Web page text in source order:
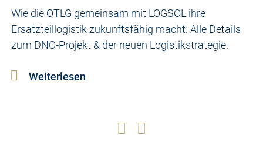
Wie die OTLG gemeinsam mit LOGSOL ihre
Ersatzteillogistik zukunftsfähig macht: Alle Details
zum DNO-Projekt & der neuen Logistikstrategie.
Weiterlesen